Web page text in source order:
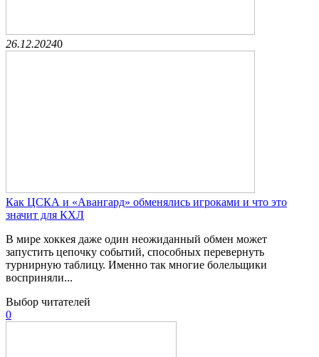
26.12.20240
Как ЦСКА и «Авангард» обменялись игроками и что это
значит для КХЛ
В мире хоккея даже один неожиданный обмен может
запустить цепочку событий, способных перевернуть
турнирную таблицу. Именно так многие болельщики
восприняли...
Выбор читателей
0